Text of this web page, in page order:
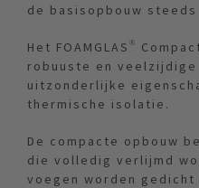
de basisopbouw
Het FOAMGLAS®
robuuste en veelzijdige
uitzonderlijke
thermische isolatie.
De compacte opbouw
die volledig verlijmd
voegen worden